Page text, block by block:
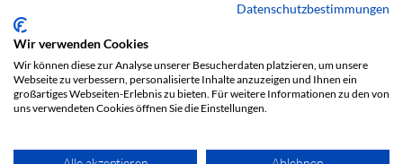
Impression
Protection des données
Datenschutzbestimmungen
Wir verwenden Cookies
Wir können diese zur Analyse unserer Besucherdaten platzieren, um unsere
Webseite zu verbessern, personalisierte Inhalte anzuzeigen und Ihnen ein
großartiges Webseiten-Erlebnis zu bieten. Für weitere Informationen zu den von
uns verwendeten Cookies öffnen Sie die Einstellungen.